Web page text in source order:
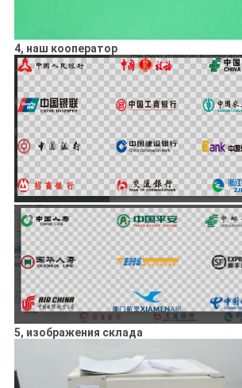
4, наш кооператор
5, изображения склада